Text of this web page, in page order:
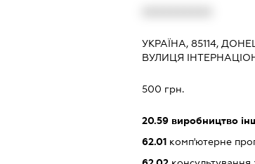
УКРАЇНА, 85114,
ВУЛИЦЯ
500 грн.
20.59виробництво
62.01комп'ютерне